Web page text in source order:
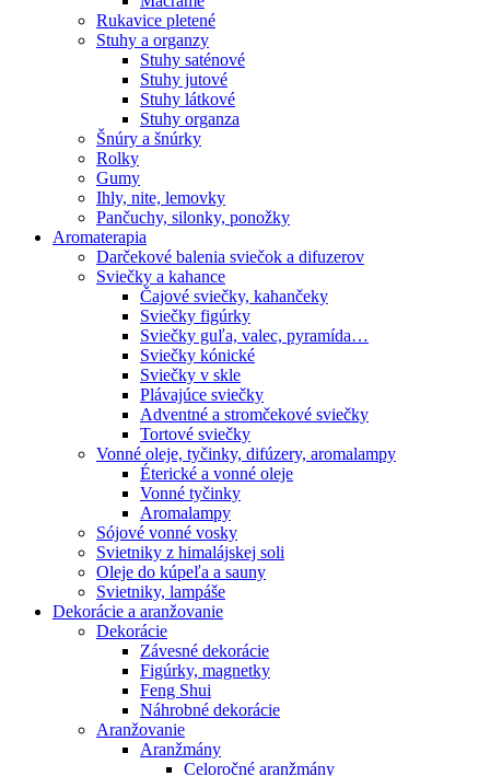
Rukavice pletené
Stuhy a organzy
Stuhy saténové
Stuhy jutové
Stuhy látkové
Stuhy organza
Šnúry a šnúrky
Rolky
Gumy
Ihly, nite, lemovky
Pančuchy, silonky, ponožky
Aromaterapia
Darčekové balenia sviečok a difuzerov
Sviečky a kahance
Čajové sviečky, kahančeky
Sviečky figúrky
Sviečky guľa, valec, pyramída…
Sviečky kónické
Sviečky v skle
Plávajúce sviečky
Adventné a stromčekové sviečky
Tortové sviečky
Vonné oleje, tyčinky, difúzery, aromalampy
Éterické a vonné oleje
Vonné tyčinky
Aromalampy
Sójové vonné vosky
Svietniky z himalájskej soli
Oleje do kúpeľa a sauny
Svietniky, lampáše
Dekorácie a aranžovanie
Dekorácie
Závesné dekorácie
Figúrky, magnetky
Feng Shui
Náhrobné dekorácie
Aranžovanie
Aranžmány
Celoročné aranžmány